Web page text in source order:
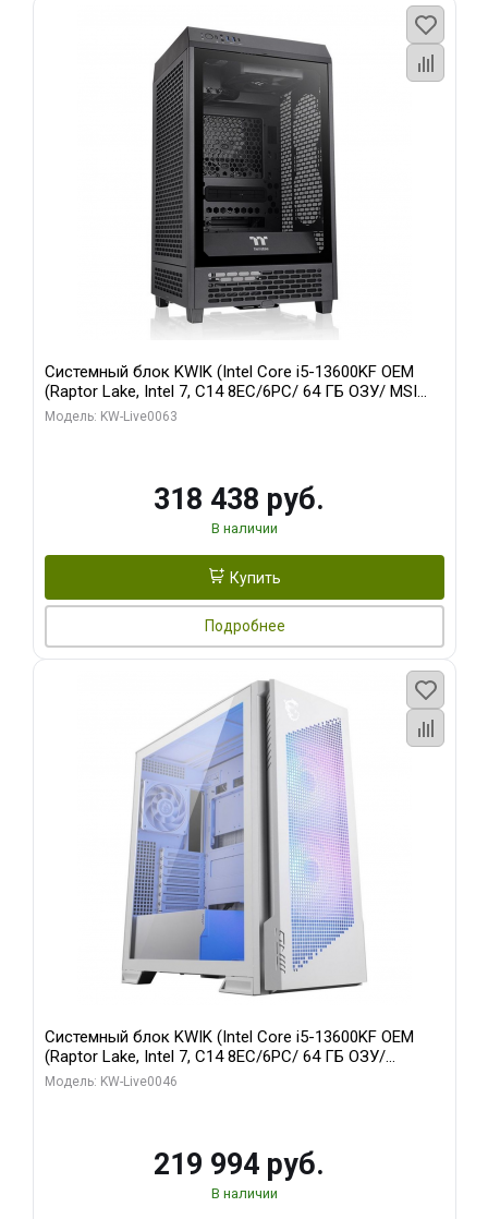
Системный блок KWIK (Intel Core i5-13600KF OEM
(Raptor Lake, Intel 7, C14 8EC/6PC/ 64 ГБ ОЗУ/ MSI
RTX5080 VENTUS 3X OC 16GB GDDR7 256bit 3xDP
Модель: KW-Live0063
318 438 руб.
В наличии
Купить
Подробнее
Системный блок KWIK (Intel Core i5-13600KF OEM
(Raptor Lake, Intel 7, C14 8EC/6PC/ 64 ГБ ОЗУ/
Gigabyte RTX5060Ti GAMING OC 8GB GDDR7 128bit
Модель: KW-Live0046
219 994 руб.
В наличии